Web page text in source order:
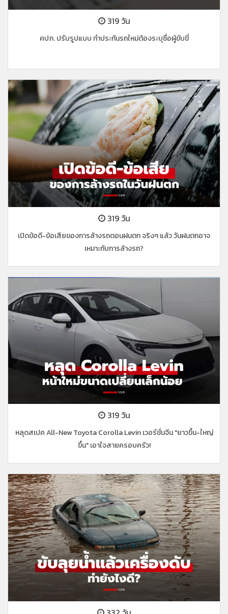
319 วัน
คปภ. ปรับรูปแบบ ทำประกันรถใหม่ต้องระบุชื่อผู้ขับขี่
319 วัน
เปิดข้อดี-ข้อเสียของการล้างรถตอนฝนตก จริงๆ แล้ว วันฝนตกอาจ
เหมาะกับการล้างรถ?
319 วัน
หลุดสเปค All-New Toyota Corolla Levin เวอร์ชั่นจีน "ยาวขึ้น-ใหญ่
ขึ้น" เอาใจสายครอบครัว!